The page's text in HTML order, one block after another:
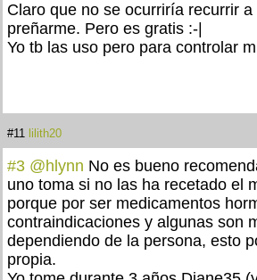
Claro que no se ocurriría recurrir
preñarme. Pero es gratis :-|
Yo tb las uso pero para controlar
#11 lilith20
#3 @hlynn No es bueno
uno toma si no las ha recetado el
porque por ser medicamentos
contraindicaciones y algunas son
dependiendo de la persona, esto
propia.